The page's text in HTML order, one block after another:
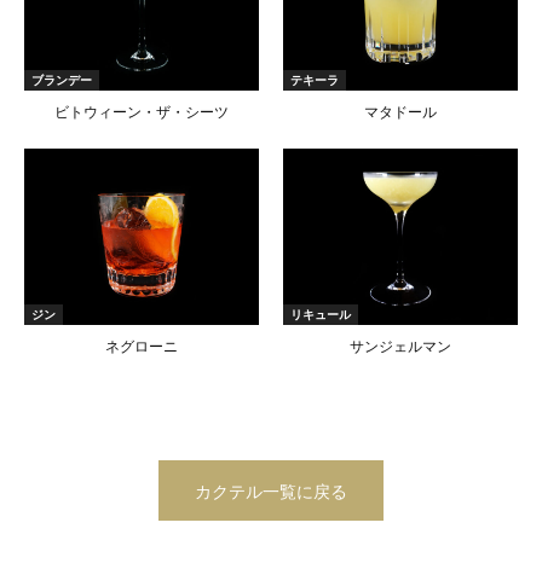
ブランデー
ビトウィーン・ザ・シーツ
テキーラ
マタドール
ジン
ネグローニ
リキュール
サンジェルマン
カクテル一覧に戻る